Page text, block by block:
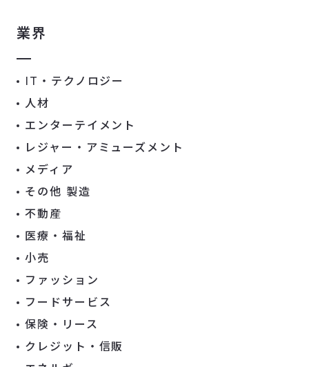
業界
IT・テクノロジー
人材
エンターテイメント
レジャー・アミューズメント
メディア
その他 製造
不動産
医療・福祉
小売
ファッション
フードサービス
保険・リース
クレジット・信販